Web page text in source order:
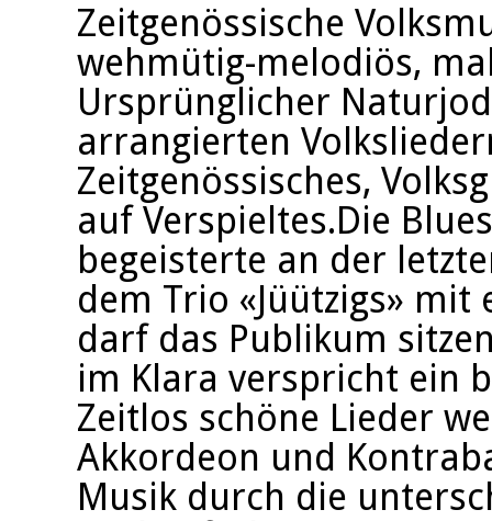
Zeitgenössische
wehmütig-melodiös,
Ursprünglicher
arrangierten
Zeitgenössisches,
auf Verspieltes.Die
begeisterte an der
dem Trio «Jüützigs» mit
darf das Publikum
im Klara verspricht ein
Zeitlos schöne Lieder
Akkordeon und
Musik durch die